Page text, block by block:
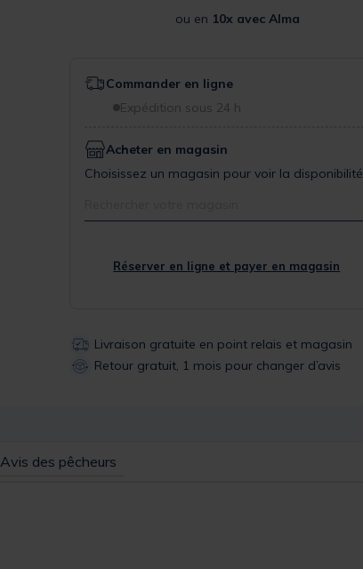
ou en 10x avec Alma
Commander en ligne
Expédition sous 24 h
Acheter en magasin
Choisissez un magasin pour voir la disponibilité
Réserver en ligne et payer en magasin
Livraison gratuite en point relais et magasin
Retour gratuit, 1 mois pour changer d’avis
Avis des pêcheurs